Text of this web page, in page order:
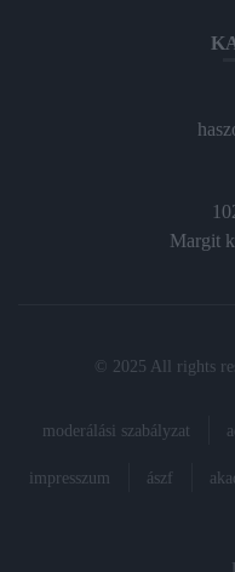
Margit
© 2025 All rights
moderálási szabályzat
impresszum ászf